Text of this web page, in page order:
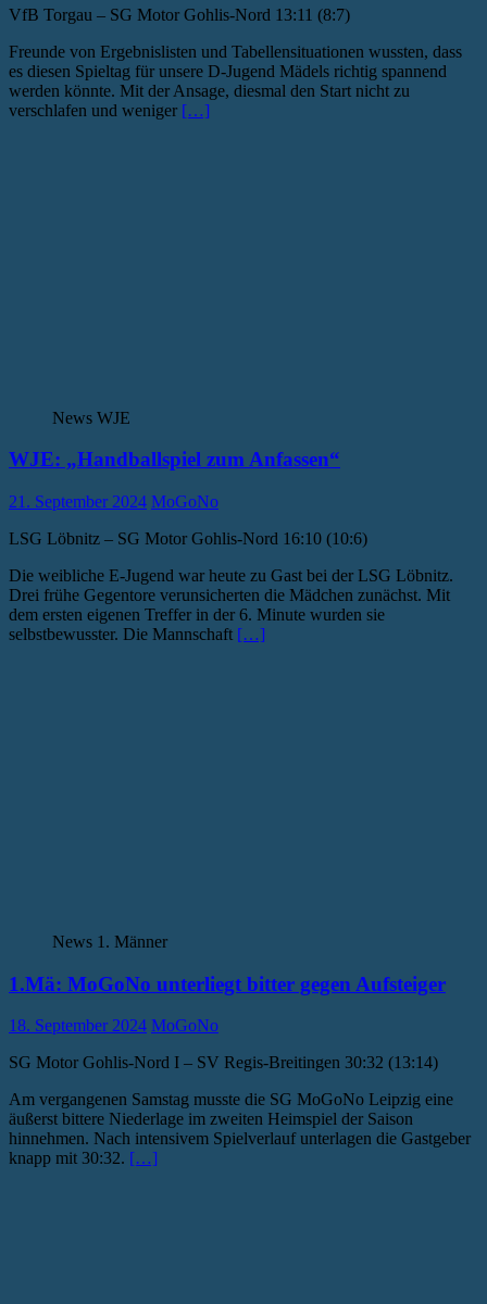
VfB Torgau – SG Motor Gohlis-Nord 13:11 (8:7)
Freunde von Ergebnislisten und Tabellensituationen wussten, dass
es diesen Spieltag für unsere D-Jugend Mädels richtig spannend
werden könnte. Mit der Ansage, diesmal den Start nicht zu
verschlafen und weniger […]
News WJE
WJE: „Handballspiel zum Anfassen“
21. September 2024 MoGoNo
LSG Löbnitz – SG Motor Gohlis-Nord 16:10 (10:6)
Die weibliche E-Jugend war heute zu Gast bei der LSG Löbnitz.
Drei frühe Gegentore verunsicherten die Mädchen zunächst. Mit
dem ersten eigenen Treffer in der 6. Minute wurden sie
selbstbewusster. Die Mannschaft […]
News 1. Männer
1.Mä: MoGoNo unterliegt bitter gegen Aufsteiger
18. September 2024 MoGoNo
SG Motor Gohlis-Nord I – SV Regis-Breitingen 30:32 (13:14)
Am vergangenen Samstag musste die SG MoGoNo Leipzig eine
äußerst bittere Niederlage im zweiten Heimspiel der Saison
hinnehmen. Nach intensivem Spielverlauf unterlagen die Gastgeber
knapp mit 30:32. […]